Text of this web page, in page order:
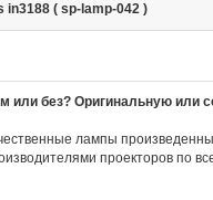
in3188 ( sp-lamp-042 )
или без? Оригинальную или
лампы
проекторов по